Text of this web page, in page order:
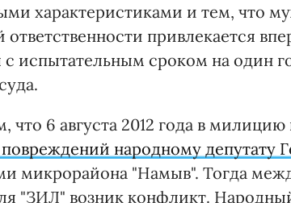
характеристиками и тем, что
ответственности привлекается
с испытательным сроком на один
что 6 августа 2012 года в
народному депутату
микрорайона "Намыв". Тогда
"ЗИЛ" возник конфликт.